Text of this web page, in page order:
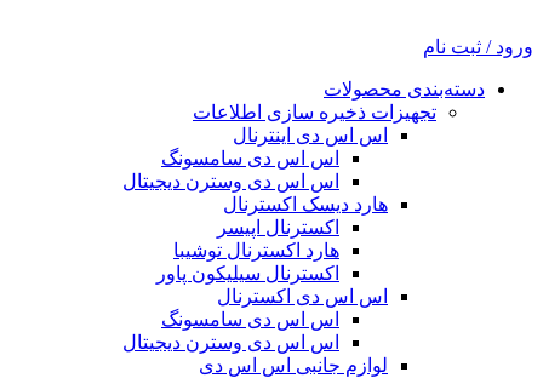
ورود / ثبت نام
دسته‌بندی محصولات
تجهیزات ذخیره سازی اطلاعات
اس اس دی اینترنال
اس اس دی سامسونگ
اس اس دی وسترن دیجیتال
هارد دیسک اکسترنال
اکسترنال اپیسر
هارد اکسترنال توشیبا
اکسترنال سیلیکون پاور
اس اس دی اکسترنال
اس اس دی سامسونگ
اس اس دی وسترن دیجیتال
لوازم جانبی اس اس دی